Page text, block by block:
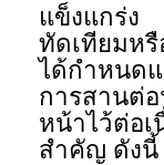
แข็งแกร่
ทัดเทียมห
ได้กำหนด
การสานต่อ
หน้าไว้ต่อ
สำคัญ ดังนี้